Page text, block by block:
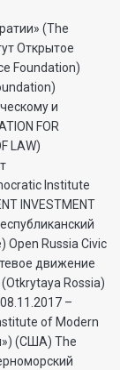
(The
Открытое
Foundation)
и
FOR
LAW)
Institute
INVESTMENT
Open Russia Civic
движение
Rossia)
–
of Modern
(США) The